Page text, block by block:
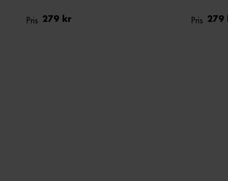
Pris 279 kr Pris 279